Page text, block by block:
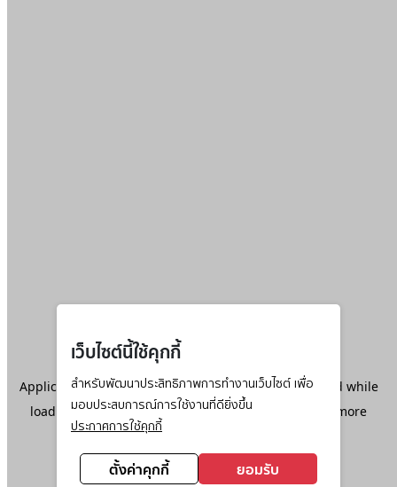
เว็บไซต์นี้ใช้คุกกี้
สำหรับพัฒนาประสิทธิภาพการทำงานเว็บไซต์ เพื่อ
มอบประสบการณ์การใช้งานที่ดียิ่งขึ้น
ประกาศการใช้คุกกี้
ตั้งค่าคุกกี้ ยอมรับ
Application error: aclient-side exception has occurred while
loadingwww.ktc.co.th(see the browser console
for more
information).